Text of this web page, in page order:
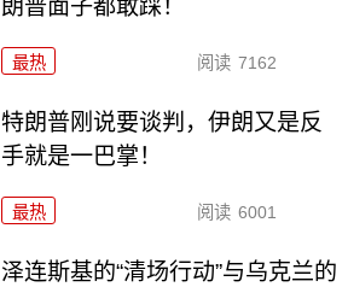
朗普面子都敢踩！
最热 阅读 7162
特朗普刚说要谈判，伊朗又是反
手就是一巴掌！
最热 阅读 6001
泽连斯基的“清场行动”与乌克兰的